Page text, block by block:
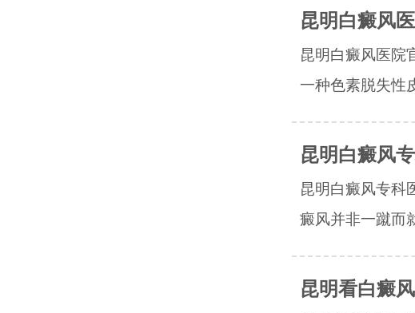
昆明白癜风
昆明白癜风医院
一种色素脱失性
昆明白癜风
昆明白癜风专科
癜风并非一蹴而
昆明看白癜